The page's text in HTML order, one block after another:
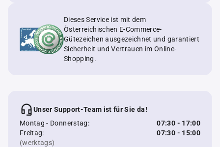
Dieses Service ist mit dem
Österreichischen E-Commerce-
Gütezeichen ausgezeichnet und garantiert
Sicherheit und Vertrauen im Online-
Shopping.
Unser Support-Team ist für Sie da!
Montag - Donnerstag:
07:30 - 17:00
Freitag:
07:30 - 15:00
(werktags)